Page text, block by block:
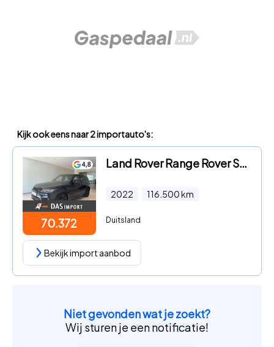
Kijk ook eens naar 2 importauto's:
70.372
Land Rover Range Rover Sport - P400 HST KARBON-PAKET K&uuml;hlfach
2022 116.500km
Duitsland
Bekijk import aanbod
Niet gevonden wat je zoekt?
Wij sturen je een notificatie!